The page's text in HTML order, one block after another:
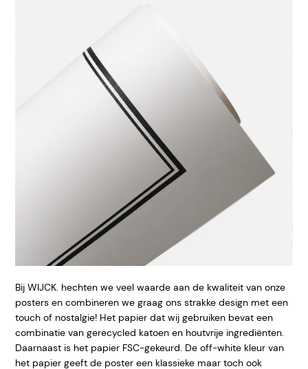
Bij WIJCK. hechten we veel waarde aan de kwaliteit van onze
posters en combineren we graag ons strakke design met een
touch of nostalgie! Het papier dat wij gebruiken bevat een
combinatie van gerecycled katoen en houtvrije ingrediënten.
Daarnaast is het papier FSC-gekeurd. De off-white kleur van
het papier geeft de poster een klassieke maar toch ook